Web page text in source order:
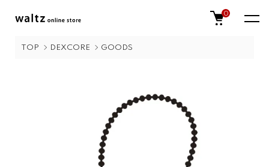
0
TOP DEXCORE GOODS